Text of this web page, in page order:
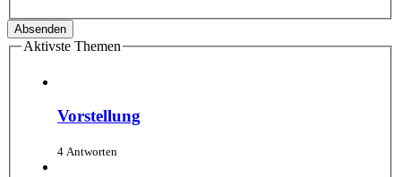
Aktivste Themen
Vorstellung
4 Antworten